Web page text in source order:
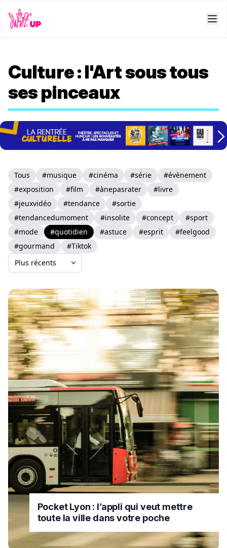
Culture : l'Art sous tous
ses pinceaux
Tous #musique #cinéma #série
#évènement
#exposition
#film #ànepasrater
#livre
#jeuxvidéo
#tendance
#sortie
#tendancedumoment
#insolite #concept
#sport
#mode
#quotidien #astuce #esprit
#feelgood
#gourmand
#Tiktok
Pocket Lyon : l’appli qui veut mettre
toute la ville dans votre poche